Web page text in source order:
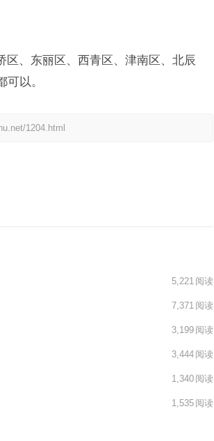
、东丽区、西青区、津南区、北辰
以。
1204.html
5,221 阅读
7,371 阅读
3,199 阅读
3,444 阅读
1,340 阅读
1,535 阅读